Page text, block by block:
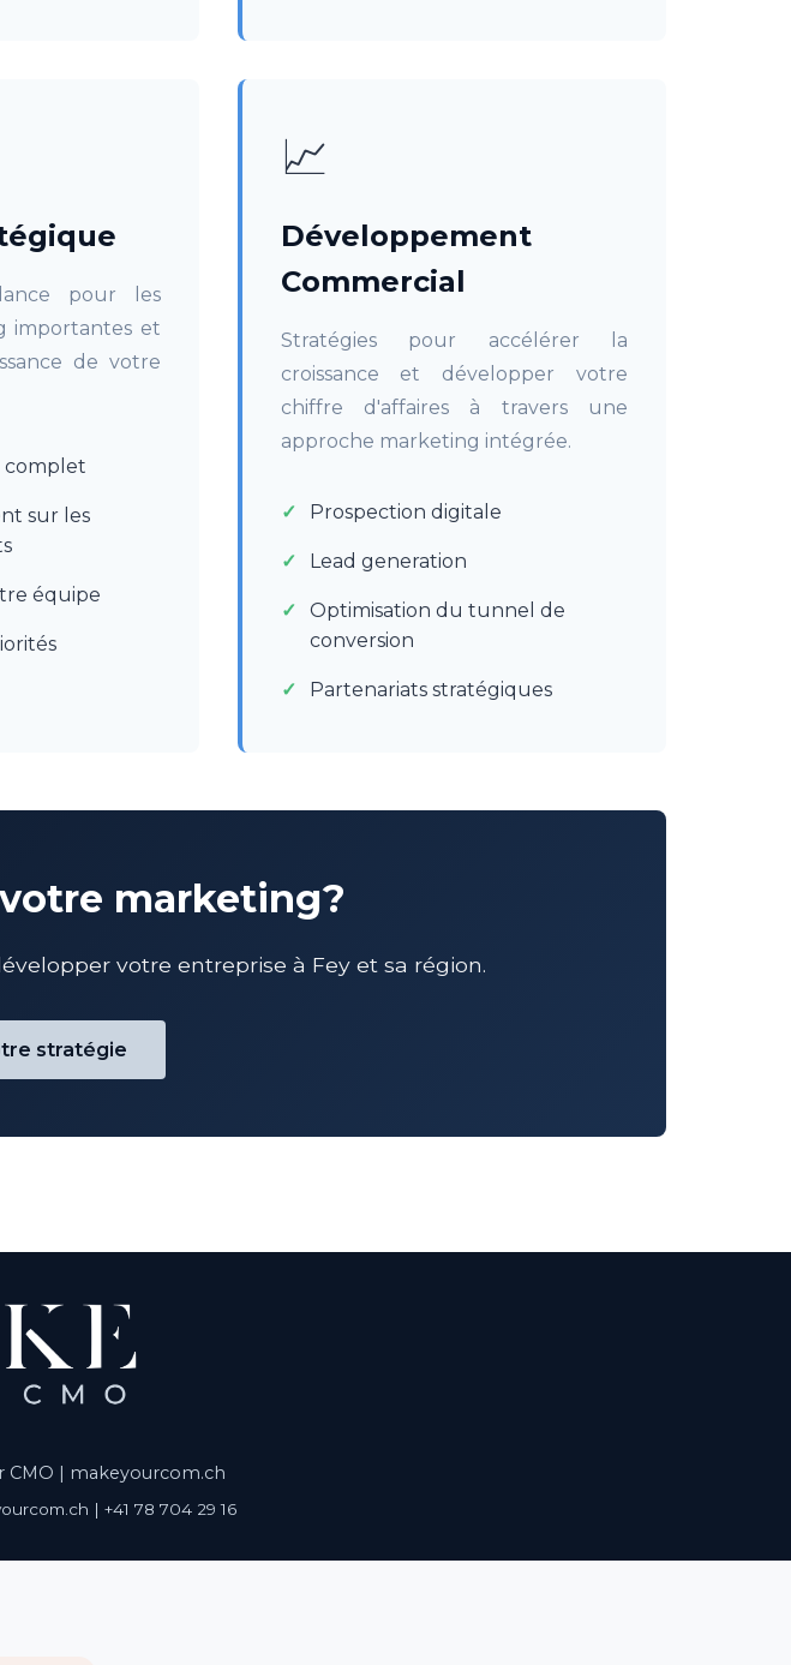
pour les
importantes et
de votre
complet
sur les
équipe
📈
Développement
Commercial
Stratégies pour accélérer la
croissance et développer votre
chiffre d'affaires à travers une
approche marketing intégrée.
Prospection digitale
Lead generation
Optimisation du tunnel de
conversion
Partenariats stratégiques
marketing?
votre entreprise à Fey et sa région.
stratégie
CMO | makeyourcom.ch
| +41 78 704 29 16